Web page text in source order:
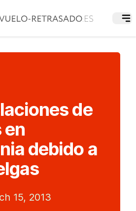
de
en
debido a
15, 2013